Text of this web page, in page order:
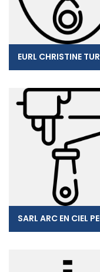
EURL CHRISTINE